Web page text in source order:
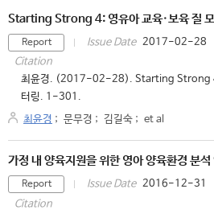
Starting Strong 4: 영유아 교육·보육 질
Report Issue Date 2017-02-28
Citation
최윤경. (2017-02-28). Starting Strong 4:
터링. 1-301.
최윤경 ; 문무경 ; 김길숙 ; et al
가정 내 양육지원을 위한 영아 양육환경 분석
Report Issue Date 2016-12-31
Citation